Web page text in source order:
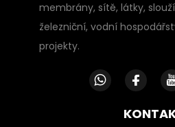
membrány, sítě, látky,
železniční, vodní
projekty.